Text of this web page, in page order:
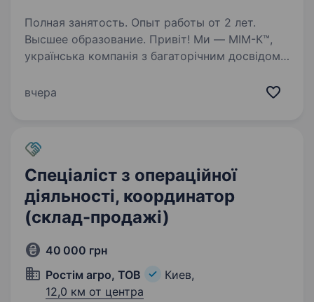
Полная занятость. Опыт работы от 2 лет.
Высшее образование. Привіт! Ми — МІМ-К™,
українська компанія з багаторічним досвідом
на замовлення у Києві. З 2004 року
з сучасними…
вчера
Спеціаліст з операційної
діяльності, координатор
(склад-продажі)
40 000 грн
Ростім агро, ТОВ
Киев,
12,0 км от центра